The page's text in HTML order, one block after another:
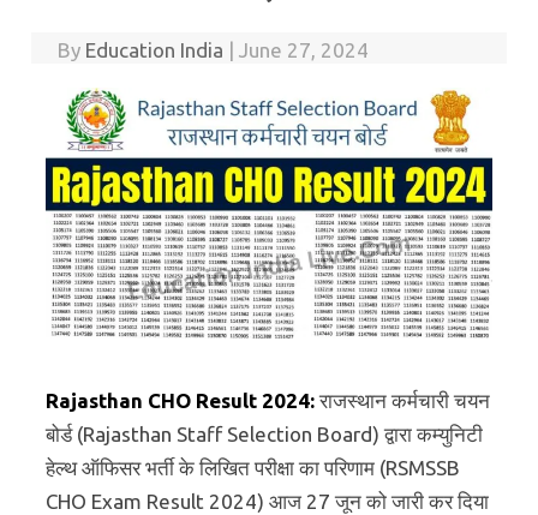
By Education India | June 27, 2024
Rajasthan CHO Result 2024: राजस्थान कर्मचारी चयन
बोर्ड (Rajasthan Staff Selection Board) द्वारा कम्युनिटी
हेल्थ ऑफिसर भर्ती के लिखित परीक्षा का परिणाम (RSMSSB
CHO Exam Result 2024) आज 27 जून को जारी कर दिया